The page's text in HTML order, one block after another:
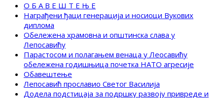
О Б А В Е Ш Т Е Њ Е
Награђени ђаци генерација и носиоци Вукових
диплома
Обележена храмовна и општинска слава у
Лепосавићу
Парастосом и полагањем венаца у Леосавићу
обележена годишњица почетка НАТО агресије
Обавештење
Лепосавић прославио Светог Василија
Додела подстицаја за подршку развоју привреде и